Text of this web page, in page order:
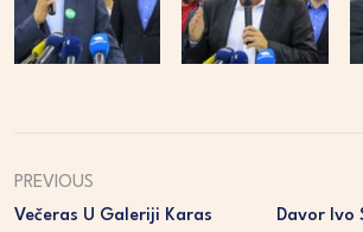
PREVIOUS
Večeras U Galeriji Karas
Davor Ivo